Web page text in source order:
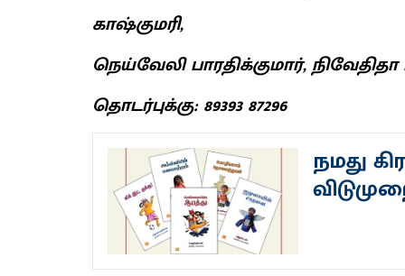
காஷ்குமரி,
நெய்வேலி பாரதிக்குமார், நிவேதிதா
தொடர்புக்கு: 89393 87296
நமது